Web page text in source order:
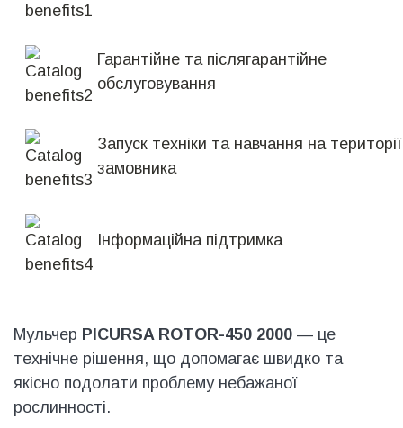
Гарантійне та післягарантійне
обслуговування
Запуск техніки та навчання на території
замовника
Інформаційна підтримка
Мульчер PICURSA ROTOR-450 2000 — це
технічне рішення, що допомагає швидко та
якісно подолати проблему небажаної
рослинності.